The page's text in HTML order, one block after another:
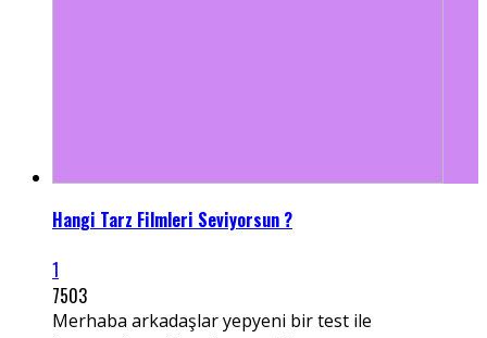
Hangi Tarz Filmleri Seviyorsun ?
1
7503
Merhaba arkadaşlar yepyeni bir test ile